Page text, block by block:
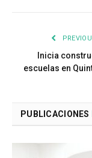
Inicia
escuelas en
PUBLICACIONES